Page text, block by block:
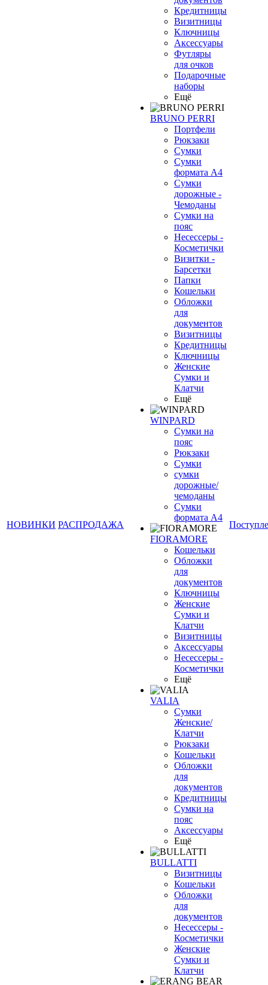
НОВИНКИ РАСПРОДАЖА
Кредитницы
Визитницы
Ключницы
Аксессуары
Футляры
для очков
Подарочные
наборы
Ещё
BRUNO PERRI
Портфели
Рюкзаки
Сумки
Сумки
формата А4
Сумки
дорожные -
Чемоданы
Сумки на
пояс
Несессеры -
Косметички
Визитки -
Барсетки
Папки
Кошельки
Обложки
для
документов
Визитницы
Кредитницы
Ключницы
Женские
Сумки и
Клатчи
Ещё
WINPARD
Сумки на
пояс
Рюкзаки
Сумки
сумки
дорожные/
чемоданы
Сумки
формата А4
FIORAMORE
Кошельки
Обложки
для
документов
Ключницы
Женские
Сумки и
Клатчи
Визитницы
Аксессуары
Несессеры -
Косметички
Ещё
VALIA
Сумки
Женские/
Клатчи
Рюкзаки
Кошельки
Обложки
для
документов
Кредитницы
Сумки на
пояс
Аксессуары
Ещё
BULLATTI
Визитницы
Кошельки
Обложки
для
документов
Несессеры -
Косметички
Женские
Сумки и
Клатчи